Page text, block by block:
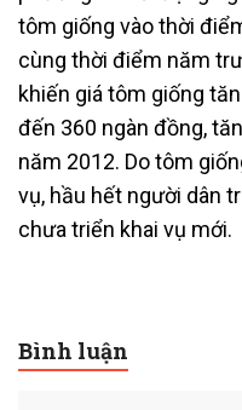
tôm giống vào thời
cùng thời điểm năm
khiến giá tôm giống
đến 360 ngàn đồng,
năm 2012. Do tôm
vụ, hầu hết người dân
chưa triển khai vụ mới.
Bình luận